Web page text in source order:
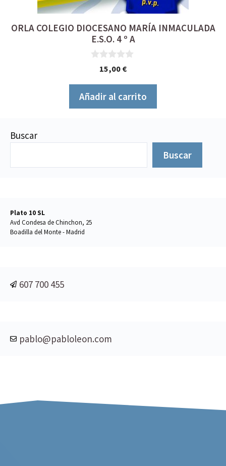
ORLA COLEGIO DIOCESANO MARÍA INMACULADA
E.S.O. 4 º A
15,00 €
Añadir al carrito
Buscar
Buscar
Plato 10 SL
Avd Condesa de Chinchon, 25
Boadilla del Monte - Madrid
607 700 455
pablo@pabloleon.com